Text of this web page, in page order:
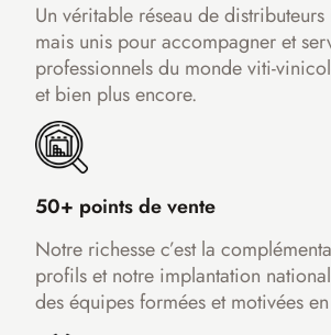
Un véritable réseau de
mais unis pour accompagner et
professionnels du monde viti-
et bien plus encore.
50+ points de vente
Notre richesse c’est la
profils et notre implantation
des équipes formées et motivées